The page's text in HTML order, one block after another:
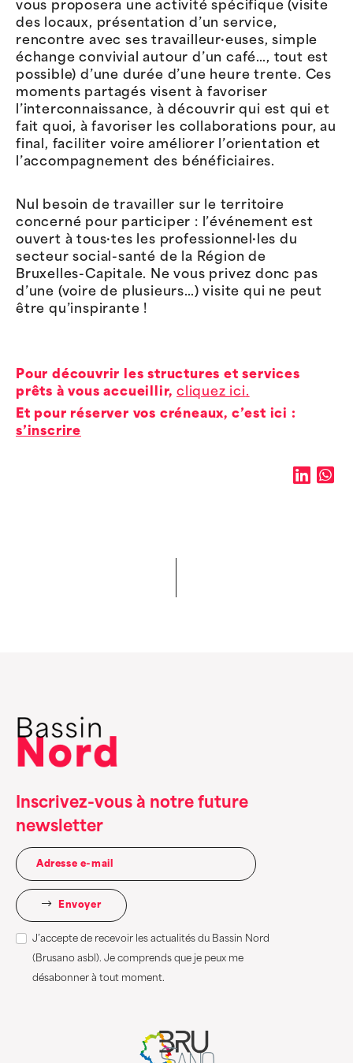
vous proposera une activité spécifique (visite
des locaux, présentation d’un service,
rencontre avec ses travailleur·euses, simple
échange convivial autour d’un café…, tout est
possible) d’une durée d’une heure trente. Ces
moments partagés visent à favoriser
l’interconnaissance, à découvrir qui est qui et
fait quoi, à favoriser les collaborations pour, au
final, faciliter voire améliorer l’orientation et
l’accompagnement des bénéficiaires.
Nul besoin de travailler sur le territoire
concerné pour participer : l’événement est
ouvert à tous·tes les professionnel·les du
secteur social-santé de la Région de
Bruxelles-Capitale. Ne vous privez donc pas
d’une (voire de plusieurs…) visite qui ne peut
être qu’inspirante !
Pour découvrir les structures et services
prêts à vous accueillir,cliquez ici.
Et pour réserver vos créneaux, c’est ici :
s’inscrire
Inscrivez-vous à notre future
newsletter
Envoyer
J’accepte de recevoir les actualités du Bassin Nord
(Brusano asbl). Je comprends que je peux me
désabonner à tout moment.